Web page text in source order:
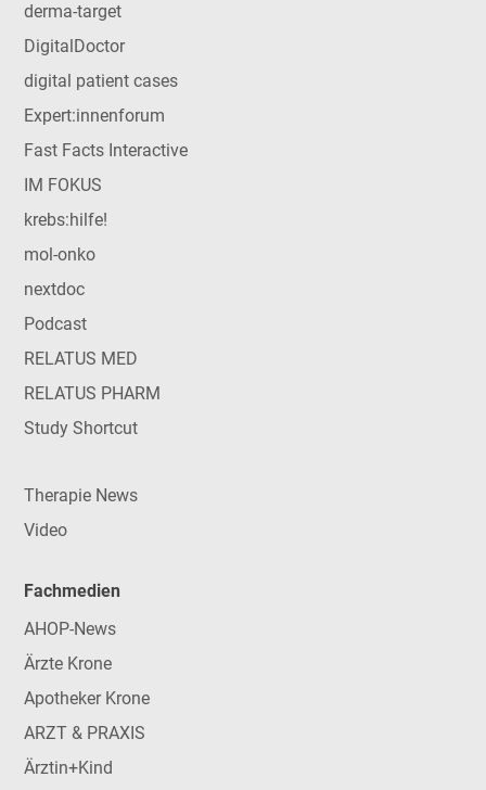
derma-target
DigitalDoctor
digital patient cases
Expert:innenforum
Fast Facts Interactive
IM FOKUS
krebs:hilfe!
mol-onko
nextdoc
Podcast
RELATUS MED
RELATUS PHARM
Study Shortcut
Therapie News
Video
Fachmedien
AHOP-News
Ärzte Krone
Apotheker Krone
ARZT & PRAXIS
Ärztin+Kind